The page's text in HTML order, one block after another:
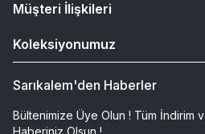
Müşteri İlişkileri
Koleksiyonumuz
Sarıkalem'den Haberler
Bültenimize Üye Olun ! Tüm İndirim
Haberiniz Olsun !